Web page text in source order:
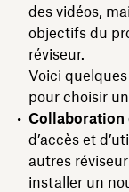
des vidéos,
objectifs du
réviseur.
Voici
pour choisir
Collaboration
d’accès et
autres
installer un